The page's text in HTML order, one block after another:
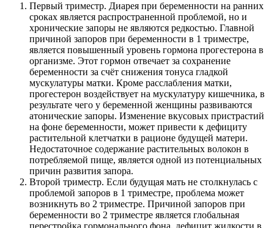
Первый триместр. Диарея при беременности на ранних
сроках является распространенной проблемой, но и
хронические запоры не являются редкостью. Главной
причиной запоров при беременности в 1 триместре,
является повышенный уровень гормона прогестерона в
организме. Этот гормон отвечает за сохранение
беременности за счёт снижения тонуса гладкой
мускулатуры матки. Кроме расслабления матки,
прогестерон воздействует на мускулатуру кишечника, в
результате чего у беременной женщины развиваются
атонические запоры. Изменение вкусовых пристрастий
на фоне беременности, может привести к дефициту
растительной клетчатки в рационе будущей матери.
Недостаточное содержание растительных волокон в
потребляемой пище, является одной из потенциальных
причин развития запора.
Второй триместр. Если будущая мать не столкнулась с
проблемой запоров в 1 триместре, проблема может
возникнуть во 2 триместре. Причиной запоров при
беременности во 2 триместре является глобальная
перестройка гормонального фона, дефицит жидкости в